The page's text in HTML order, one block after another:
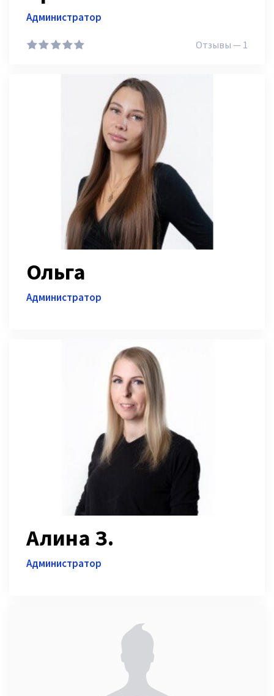
Администратор
4
3
2
1 Отзывы — 1
Ольга
Администратор
Алина З.
Администратор